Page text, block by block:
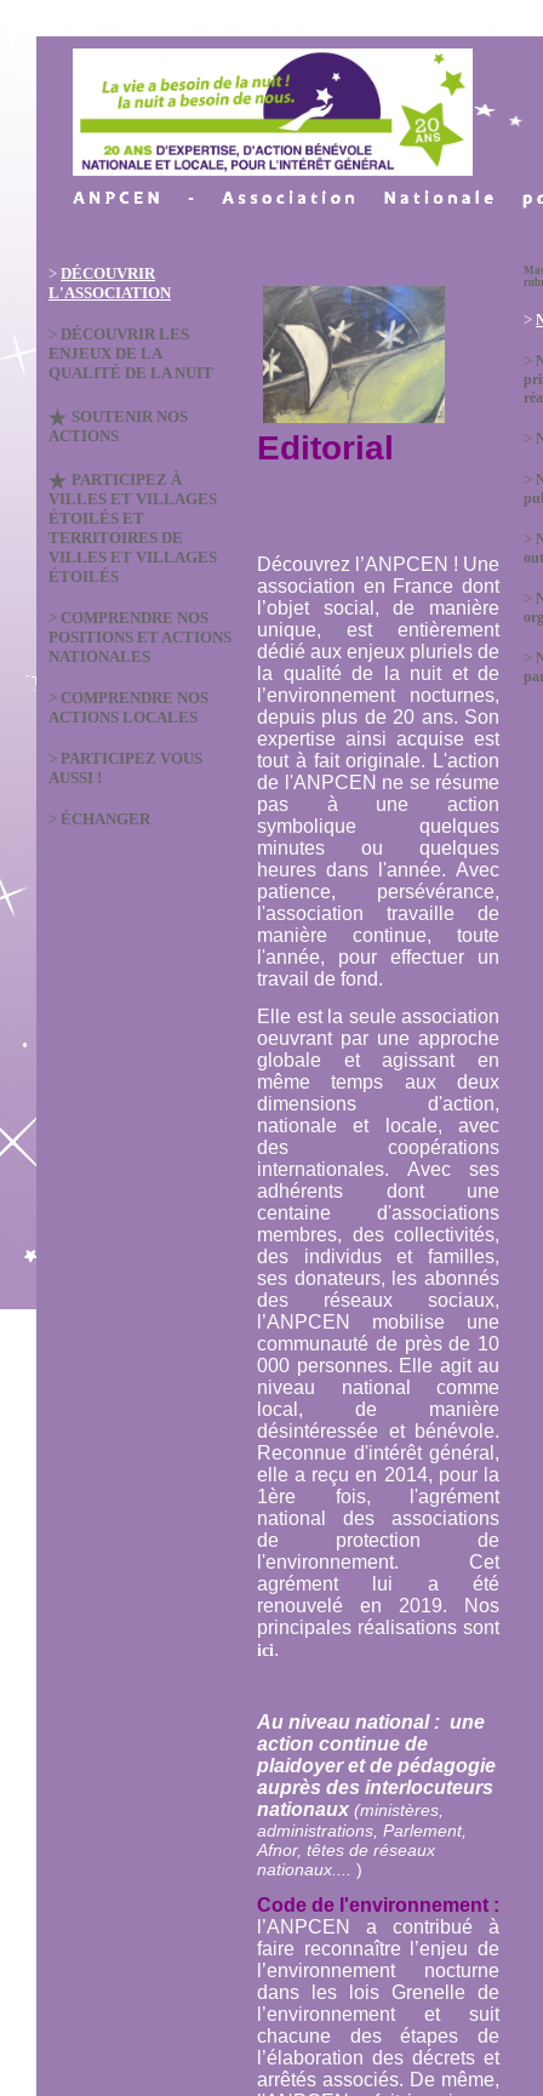
> DÉCOUVRIR
L'ASSOCIATION
> DÉCOUVRIR LES
ENJEUX DE LA
QUALITÉ DE LA NUIT
SOUTENIR NOS
ACTIONS
PARTICIPEZ À
VILLES ET VILLAGES
ÉTOILÉS ET
TERRITOIRES DE
VILLES ET VILLAGES
ÉTOILÉS
> COMPRENDRE NOS
POSITIONS ET ACTIONS
NATIONALES
> COMPRENDRE NOS
ACTIONS LOCALES
> PARTICIPEZ VOUS
AUSSI !
> ÉCHANGER
Editorial
Découvrez l’ANPCEN ! Une
association en France dont
l’objet social, de manière
unique, est entièrement
dédié aux enjeux pluriels de
la qualité de la nuit et de
l’environnement nocturnes,
depuis plus de 20 ans. Son
expertise ainsi acquise est
tout à fait originale. L'action
de l'ANPCEN ne se résume
pas à une action
symbolique quelques
minutes ou quelques
heures dans l'année. Avec
patience, persévérance,
l'association travaille de
manière continue, toute
l'année, pour effectuer un
travail de fond.
Elle est la seule association
oeuvrant par une approche
globale et agissant en
même temps aux deux
dimensions d'action,
nationale et locale, avec
des coopérations
internationales. Avec ses
adhérents dont une
centaine d'associations
membres, des collectivités,
des individus et familles,
ses donateurs, les abonnés
des réseaux sociaux,
l’ANPCEN mobilise une
communauté de près de 10
000 personnes. Elle agit au
niveau national comme
local, de manière
désintéressée et bénévole.
Reconnue d'intérêt général,
elle a reçu en 2014, pour la
1ère fois, l'agrément
national des associations
de protection de
l'environnement. Cet
agrément lui a été
renouvelé en 2019. Nos
principales réalisations sont
ici.
Au niveau national : une
action continue de
plaidoyer et de pédagogie
auprès des interlocuteurs
nationaux (ministères,
administrations, Parlement,
Afnor, têtes de réseaux
nationaux....
)
Code de l'environnement :
l’ANPCEN a contribué à
faire reconnaître l’enjeu de
l’environnement nocturne
dans les lois Grenelle de
l’environnement et suit
chacune des étapes de
l’élaboration des décrets et
arrêtés associés. De même,
>
>
>
>
>
>
>